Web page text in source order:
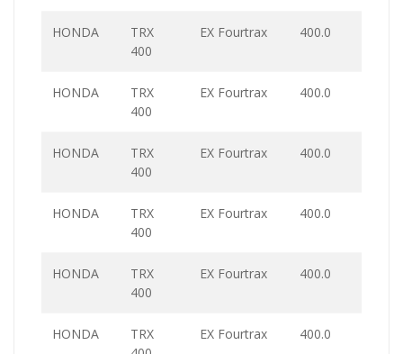
HONDA
TRX
400
EX Fourtrax 400.0
HONDA
TRX
400
EX Fourtrax 400.0
HONDA
TRX
400
EX Fourtrax 400.0
HONDA
TRX
400
EX Fourtrax 400.0
HONDA
TRX
400
EX Fourtrax 400.0
HONDA
TRX
EX Fourtrax 400.0